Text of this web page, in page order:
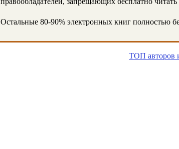
Остальные 80-90% электронных книг полностью
ТОП авторов